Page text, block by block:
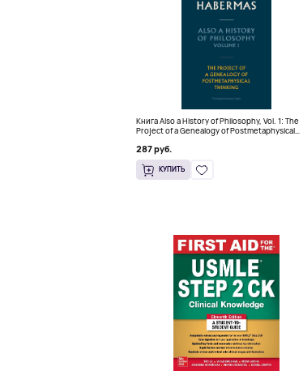
Книга Also a History of Philosophy, Vol. 1: The
Project of a Genealogy of Postmetaphysical
287 руб.
КУПИТЬ